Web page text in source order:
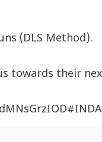
(DLS Method).
towards their